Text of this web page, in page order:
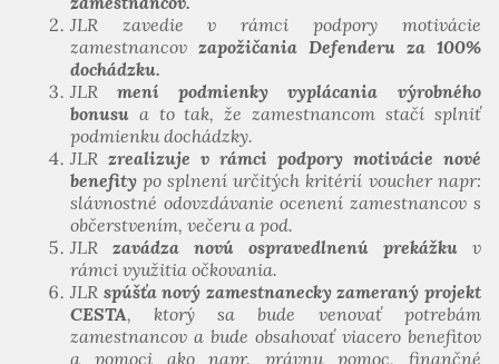
JLR zavedie v rámci podpory motivácie
zamestnancov zapožičania Defenderu za 100%
dochádzku.
JLRmení podmienky vyplácania výrobného
bonusu a to tak, že zamestnancom stačí splniť
podmienku dochádzky.
JLR zrealizuje v rámci podpory motivácie nové
benefity po splnení určitých kritérií voucher napr:
slávnostné odovzdávanie ocenení zamestnancov s
občerstvením, večeru a pod.
JLR zavádza novú ospravedlnenú prekážkuv
rámci využitia očkovania.
JLR spúšťa nový zamestnanecky zameraný projekt
CESTA, ktorý sa bude venovať potrebám
zamestnancov a bude obsahovať viacero benefitov
a pomoci ako napr. právnu pomoc, finančné